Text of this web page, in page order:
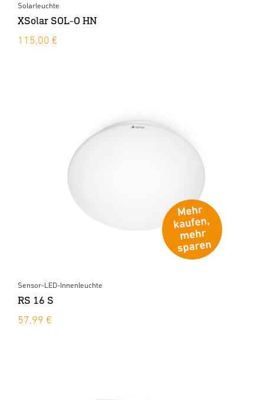
Solarleuchte
XSolar SOL-O HN
115,00 €
Sensor-LED-Innenleuchte
RS 16 S
57,99 €